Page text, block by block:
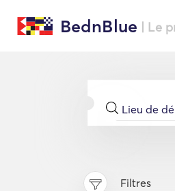
BednBlue | Le
Filtres